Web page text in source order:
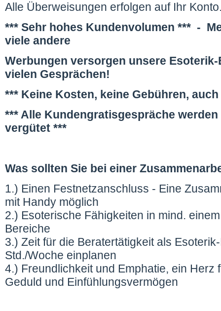
Alle Überweisungen erfolgen auf Ihr
*** Sehr hohes Kundenvolumen *** -
viele andere
Werbungen versorgen unsere
vielen Gesprächen!
*** Keine Kosten, keine Gebühren,
*** Alle Kundengratisgespräche
vergütet ***
Was sollten Sie bei einer
1.) Einen Festnetzanschluss - Eine
mit Handy möglich
2.) Esoterische Fähigkeiten in mind.
Bereiche
3.) Zeit für die Beratertätigkeit als
Std./Woche einplanen
4.) Freundlichkeit und Emphatie, ein Herz
Geduld und Einfühlungsvermögen